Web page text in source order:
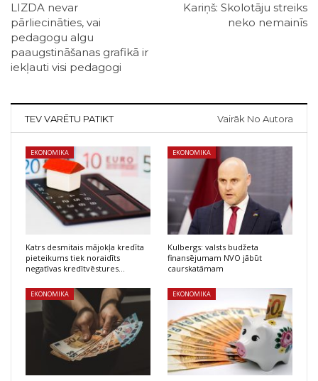
LIZDA nevar
pārliecināties, vai
pedagogu algu
paaugstināšanas grafikā ir
iekļauti visi pedagogi
Kariņš: Skolotāju streiks
neko nemainīs
TEV VARĒTU PATIKT Vairāk No Autora
EKONOMIKA
Katrs desmitais mājokļa kredīta
pieteikums tiek noraidīts
negatīvas kredītvēstures…
EKONOMIKA
Kulbergs: valsts budžeta
finansējumam NVO jābūt
caurskatāmam
EKONOMIKA EKONOMIKA